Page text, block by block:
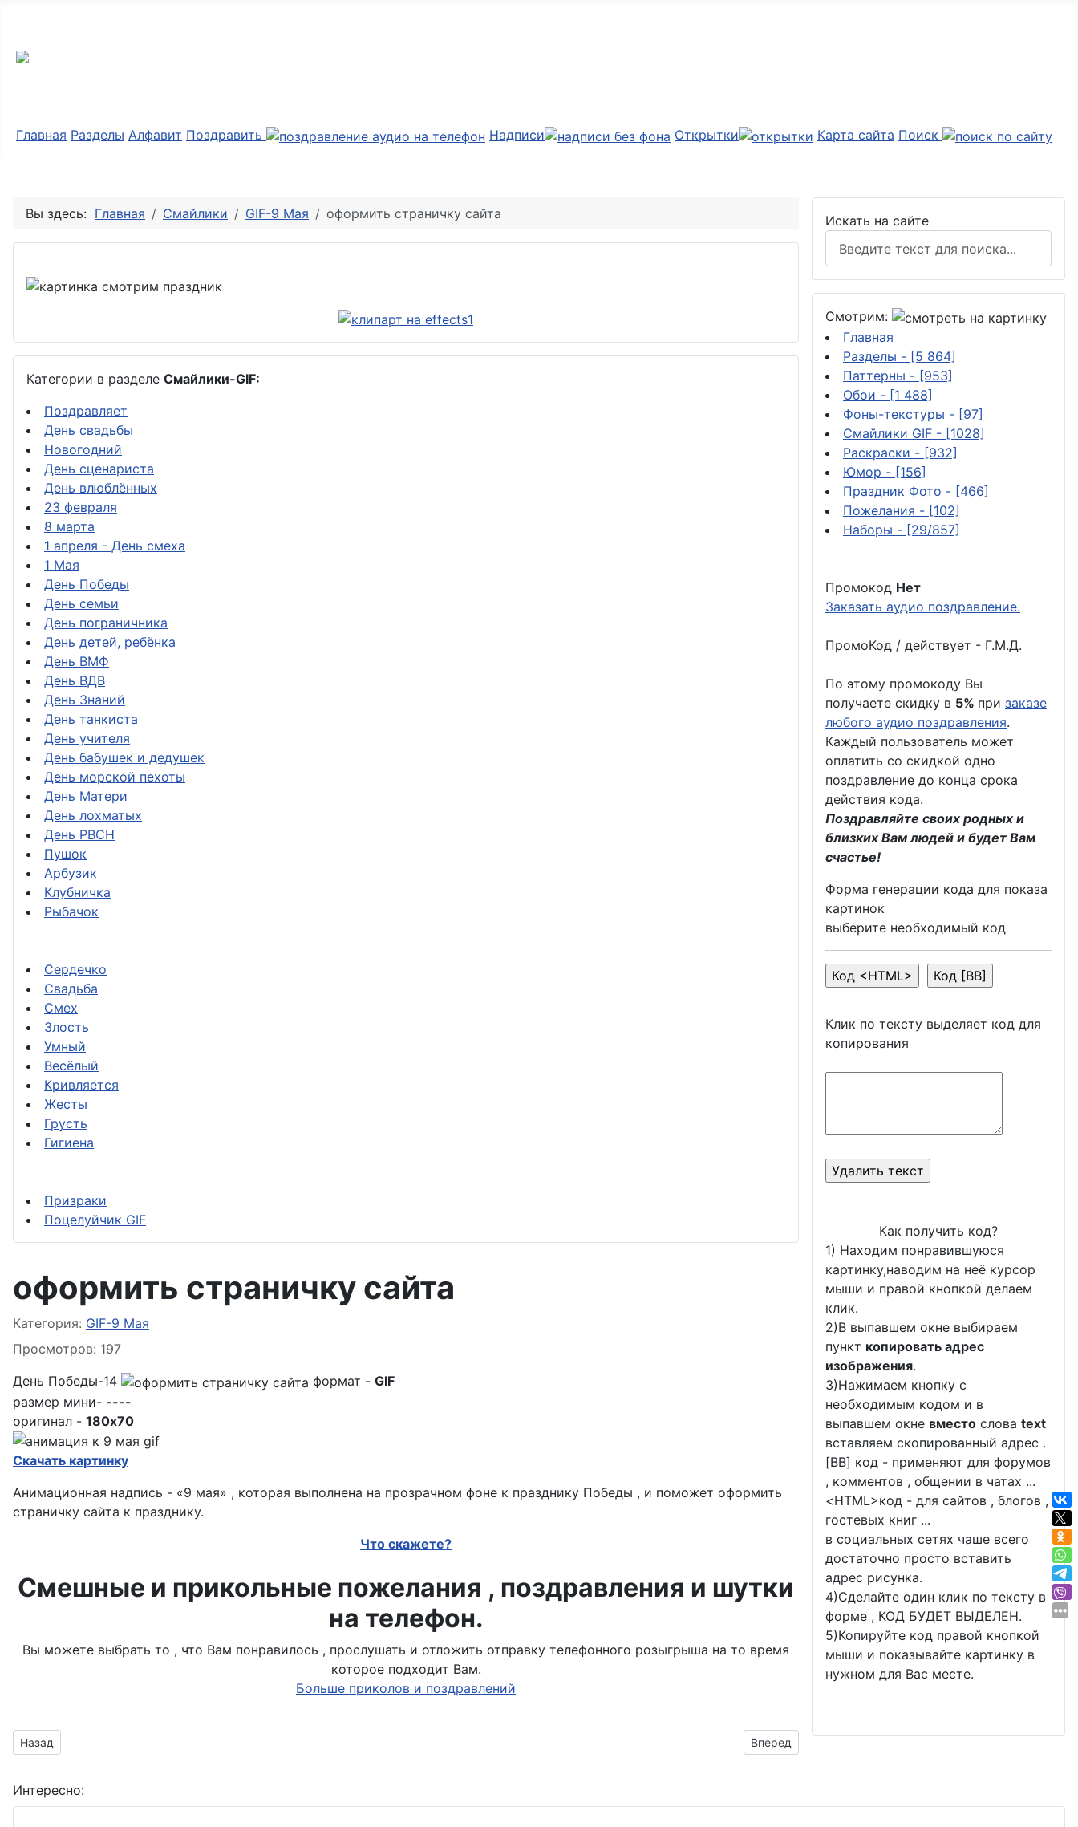
Главная Разделы Алфавит Поздравить Надписи Открытки Карта сайта Поиск
Вы здесь: Главная Смайлики GIF-9 Мая оформить страничку сайта
Категории в разделе Смайлики-GIF:
Поздравляет
День свадьбы
Новогодний
День сценариста
День влюблённых
23 февраля
8 марта
1 апреля - День смеха
1 Мая
День Победы
День семьи
День пограничника
День детей, ребёнка
День ВМФ
День ВДВ
День Знаний
День танкиста
День учителя
День бабушек и дедушек
День морской пехоты
День Матери
День лохматых
День РВСН
Пушок
Арбузик
Клубничка
Рыбачок
Сердечко
Свадьба
Смех
Злость
Умный
Весёлый
Кривляется
Жесты
Грусть
Гигиена
Призраки
Поцелуйчик GIF
оформить страничку сайта
Информация о материале
Категория: GIF-9 Мая
Просмотров: 197
День Победы-14
формат - GIF
размер мини- ----
оригинал - 180x70
Скачать картинку
Анимационная надпись - «9 мая» , которая выполнена на прозрачном фоне к празднику Победы , и поможет оформить
страничку сайта к празднику.
Что скажете?
Смешные и прикольные пожелания , поздравления и шутки
на телефон.
Вы можете выбрать то , что Вам понравилось , прослушать и отложить отправку телефонного розыгрыша на то время
которое подходит Вам.
Больше приколов и поздравлений
Предыдущий материал: Вечный огонь без фона
Назад Следующий материал: с орденом и звёздочками
Вперед
Интересно:
Искать на сайте
Смотрим:
Главная
Разделы - [5 864]
Паттерны - [953]
Обои - [1 488]
Фоны-текстуры - [97]
Смайлики GIF - [1028]
Раскраски - [932]
Юмор - [156]
Праздник Фото - [466]
Пожелания - [102]
Наборы - [29/857]
Промокод Нет
Заказать аудио поздравление.
ПромоКод / действует - Г.М.Д.
По этому промокоду Вы
получаете скидку в 5% при заказе
любого аудио поздравления.
Каждый пользователь может
оплатить со скидкой одно
поздравление до конца срока
действия кода.
Поздравляйте своих родных и
близких Вам людей и будет Вам
счастье!
Форма генерации кода для показа
картинок
выберите необходимый код
Клик по тексту выделяет код для
копирования
Как получить код?
1) Находим понравившуюся
картинку,наводим на неё курсор
мыши и правой кнопкой делаем
клик.
2)В выпавшем окне выбираем
пункт копировать адрес
изображения.
3)Нажимаем кнопку с
необходимым кодом и в
выпавшем окне вместо слова text
вставляем скопированный адрес .
[BB] код - применяют для форумов
, комментов , общении в чатах ...
<HTML>код - для сайтов , блогов ,
гостевых книг ...
в социальных сетях чаше всего
достаточно просто вставить
адрес рисунка.
4)Сделайте один клик по тексту в
форме , КОД БУДЕТ ВЫДЕЛЕН.
5)Копируйте код правой кнопкой
мыши и показывайте картинку в
нужном для Вас месте.